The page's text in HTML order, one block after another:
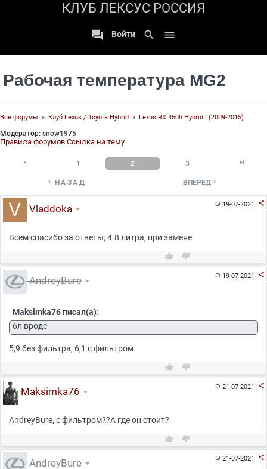
КЛУБ ЛЕКСУС РОССИЯ
 Войти search 
Рабочая температура MG2
Все форумы » Клуб Lexus / Toyota Hybrid » Lexus RX 450h Hybrid I (2009-2015)
Модератор: snow1975
Правила форумов Ссылка на тему
 1 2 3 
 НАЗАД ВПЕРЕД 
19-07-2021 
Vladdoka
Всем спасибо за ответы, 4.8 литра, при замене
 
19-07-2021 
AndreyBure
Maksimka76 писал(а):
6л вроде
5,9 без фильтра, 6,1 с фильтром
 
21-07-2021 
Maksimka76
AndreyBure, с фильтром??А где он стоит?
 
21-07-2021 
AndreyBure